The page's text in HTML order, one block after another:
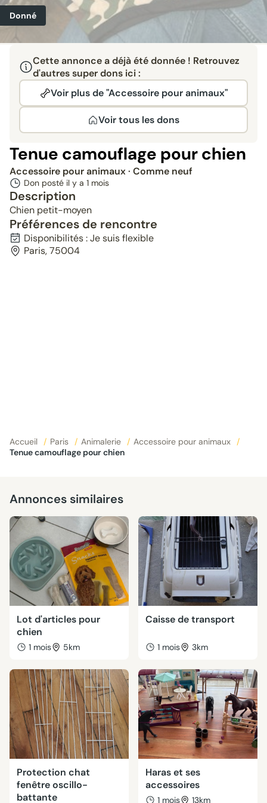
Donné
Cette annonce a déjà été donnée ! Retrouvez
d'autres super dons ici :
Voir plus de "Accessoire pour animaux"
Voir tous les dons
Tenue camouflage pour chien
Accessoire pour animaux· Comme neuf
Don posté il y a 1 mois
Description
Chien petit-moyen
Préférences de rencontre
Disponibilités : Je suis flexible
Paris, 75004
Accueil / Paris / Animalerie / Accessoire pour animaux
/
Tenue camouflage pour chien
Annonces similaires
Lot d'articles pour
chien
1 mois 5km
Caisse de transport
1 mois 3km
Protection chat
fenêtre oscillo-
battante
Haras et ses
accessoires
1 mois 13km